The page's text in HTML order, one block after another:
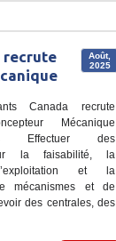
Août,
2025
recrute
Canada recrute
Mécanique
Effectuer des
la faisabilité, la
et la
mécanismes et de
des centrales, des